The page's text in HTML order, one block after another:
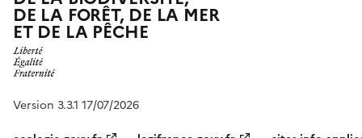
DE LA FORÊT, DE LA MER
ET DE LA PÊCHE
Version 3.3.1 17/07/2026